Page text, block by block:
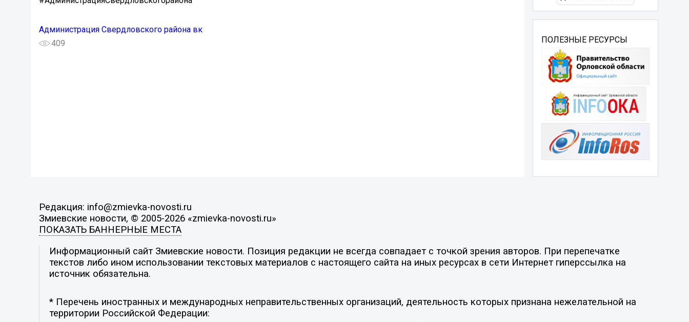
Администрация Свердловского района вк
409
ПОЛЕЗНЫЕ РЕСУРСЫ
Редакция: info@zmievka-novosti.ru
Змиевские новости, © 2005-2026 «zmievka-novosti.ru»
ПОКАЗАТЬ БАННЕРНЫЕ МЕСТА
Информационный сайт Змиевские новости. Позиция редакции не всегда совпадает с точкой зрения авторов. При перепечатке
текстов либо ином использовании текстовых материалов с настоящего сайта на иных ресурсах в сети Интернет гиперссылка на
источник обязательна.
* Перечень иностранных и международных неправительственных организаций, деятельность которых признана нежелательной на
территории Российской Федерации: